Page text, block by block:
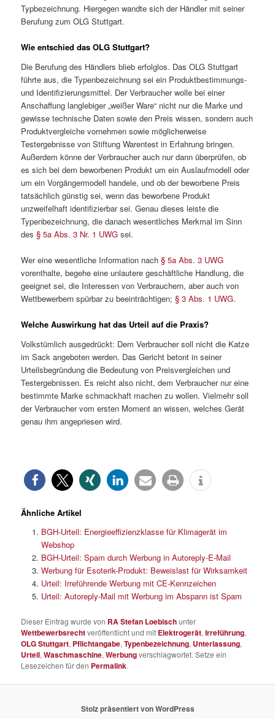
Typbezeichnung. Hiergegen wandte sich der Händler mit seiner
Berufung zum OLG Stuttgart.
Wie entschied das OLG Stuttgart?
Die Berufung des Händlers blieb erfolglos. Das OLG Stuttgart
führte aus, die Typenbezeichnung sei ein Produktbestimmungs-
und Identifizierungsmittel. Der Verbraucher wolle bei einer
Anschaffung langlebiger „weißer Ware“ nicht nur die Marke und
gewisse technische Daten sowie den Preis wissen, sondern auch
Produktvergleiche vornehmen sowie möglicherweise
Testergebnisse von Stiftung Warentest in Erfahrung bringen.
Außerdem könne der Verbraucher auch nur dann überprüfen, ob
es sich bei dem beworbenen Produkt um ein Auslaufmodell oder
um ein Vorgängermodell handele, und ob der beworbene Preis
tatsächlich günstig sei, wenn das beworbene Produkt
unzweifelhaft identifizierbar sei. Genau dieses leiste die
Typenbezeichnung, die danach wesentliches Merkmal im Sinn
des§ 5a Abs. 3 Nr. 1 UWG sei.
Wer eine wesentliche Information nach§ 5a Abs. 3 UWG
vorenthalte, begehe eine unlautere geschäftliche Handlung, die
geeignet sei, die Interessen von Verbrauchern, aber auch von
Wettbewerbern spürbar zu beeinträchtigen;§ 3 Abs. 1 UWG.
Welche Auswirkung hat das Urteil auf die Praxis?
Volkstümlich ausgedrückt: Dem Verbraucher soll nicht die Katze
im Sack angeboten werden. Das Gericht betont in seiner
Urteilsbegründung die Bedeutung von Preisvergleichen und
Testergebnissen. Es reicht also nicht, dem Verbraucher nur eine
bestimmte Marke schmackhaft machen zu wollen. Vielmehr soll
der Verbraucher vom ersten Moment an wissen, welches Gerät
genau ihm angepriesen wird.
Ähnliche Artikel
BGH-Urteil: Energieeffizienzklasse für Klimagerät im
Webshop
BGH-Urteil: Spam durch Werbung in Autoreply-E-Mail
Werbung für Esoterik-Produkt: Beweislast für Wirksamkeit
Urteil: Irreführende Werbung mit CE-Kennzeichen
Urteil: Autoreply-Mail mit Werbung im Abspann ist Spam
Dieser Eintrag wurde von RA Stefan Loebischunter
Wettbewerbsrechtveröffentlicht und mit Elektrogerät,Irreführung,
OLG Stuttgart, Pflichtangabe,Typenbezeichnung, Unterlassung,
Urteil,Waschmaschine,Werbungverschlagwortet. Setze ein
Lesezeichen für den Permalink.
Stolz präsentiert von WordPress